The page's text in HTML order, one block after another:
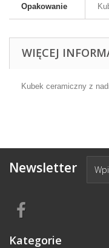
Opakowanie
WIĘCEJ
Kubek ceramiczny z
Newsletter
Kategorie